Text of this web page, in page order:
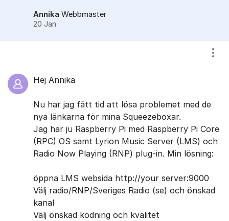
Annika Webbmaster
20 Jan
Hej Annika
Nu har jag fâtt tid att lösa problemet med de
nya länkarna för mina Squeezeboxar.
Jag har ju Raspberry Pi med Raspberry Pi Core
(RPC) OS samt Lyrion Music Server (LMS) och
Radio Now Playing (RNP) plug-in. Min lösning:
öppna LMS websida http://your server:9000
Välj radio/RNP/Sveriges Radio (se) och önskad
kanal
Välj önskad kodning och kvalitet